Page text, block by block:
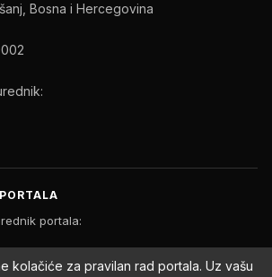
Bosna i Hercegovina
portala:
kolačiće za pravilan rad portala. Uz vašu